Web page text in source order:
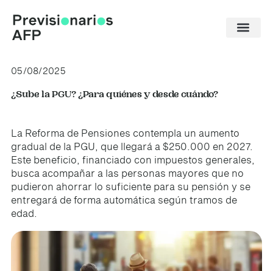
contenido
05/08/2025
¿Sube la PGU? ¿Para quiénes y desde cuándo?
La Reforma de Pensiones contempla un aumento
gradual de la PGU, que llegará a $250.000 en 2027.
Este beneficio, financiado con impuestos generales,
busca acompañar a las personas mayores que no
pudieron ahorrar lo suficiente para su pensión y se
entregará de forma automática según tramos de
edad.